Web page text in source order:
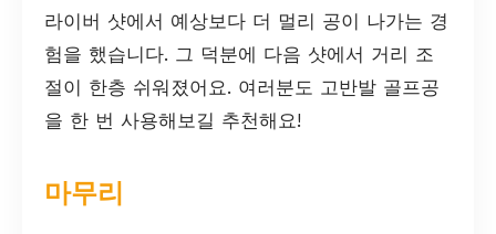
라이버 샷에서 예상보다 더 멀리 공이 나가는 경
험을 했습니다. 그 덕분에 다음 샷에서 거리 조
절이 한층 쉬워졌어요. 여러분도 고반발 골프공
을 한 번 사용해보길 추천해요!
마무리